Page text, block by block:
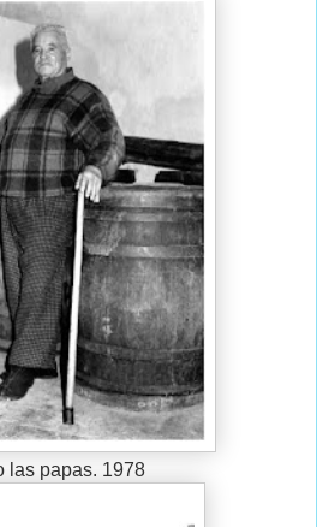
las papas. 1978